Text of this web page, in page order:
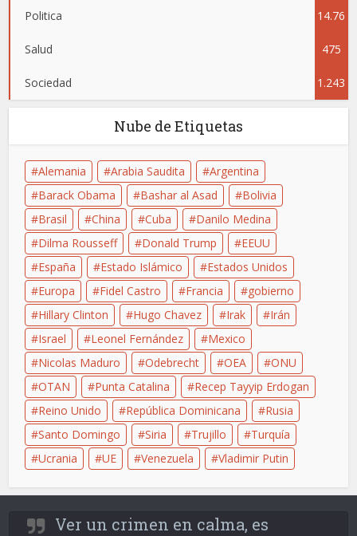
Politica 14.76
4
Salud 475
Sociedad 1.243
Nube de Etiquetas
Alemania Arabia Saudita
Argentina
Barack Obama
Bashar al Asad
Bolivia
Brasil
China Cuba
Danilo Medina
Dilma Rousseff
Donald Trump
EEUU
España
Estado Islámico
Estados Unidos
Europa
Fidel Castro Francia
gobierno
Hillary Clinton
Hugo Chavez Irak
Irán
Israel
Leonel Fernández
Mexico
Nicolas Maduro
Odebrecht OEA
ONU
OTAN
Punta Catalina
Recep Tayyip Erdogan
Reino Unido
República Dominicana
Rusia
Santo Domingo
Siria Trujillo
Turquía
Ucrania
UE Venezuela Vladimir Putin
Ver un crimen en calma, es